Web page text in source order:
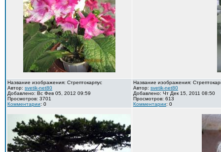
Название изображения: Стрептокарпус
Автор: svetik-net80
Добавлено: Вс Фев 05, 2012 09:59
Просмотров: 3701
Комментарии: 0
Название изображения:
Автор: svetik-net80
Добавлено: Чт Дек 15, 2011 08:50
Просмотров: 613
Комментарии: 0